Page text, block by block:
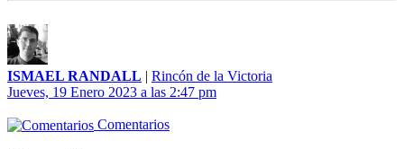
ISMAEL RANDALL | Rincón de la Victoria
Jueves, 19 Enero 2023 a las 2:47 pm
Comentarios